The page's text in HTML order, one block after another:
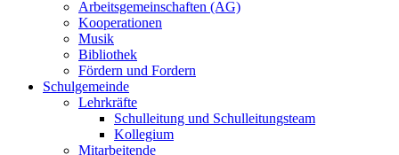
Arbeitsgemeinschaften (AG)
Kooperationen
Musik
Bibliothek
Fördern und Fordern
Schulgemeinde
Lehrkräfte
Schulleitung und Schulleitungsteam
Kollegium
Mitarbeitende